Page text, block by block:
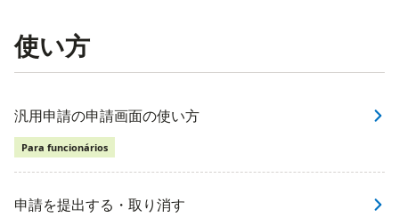
使い方
汎用申請の申請画面の使い方
Para funcionários
申請を提出する・取り消す